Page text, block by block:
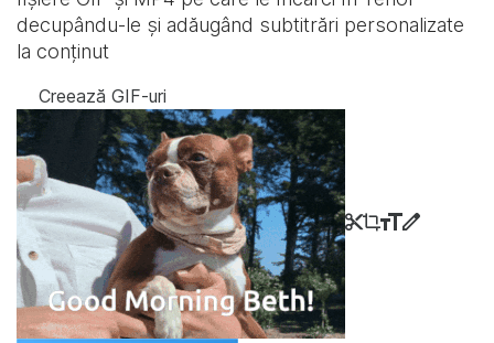
decupându-le și adăugând subtitrări personalizate
la conținut
Creează GIF-uri